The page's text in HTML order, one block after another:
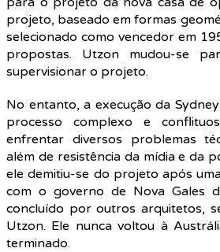
projeto, baseado em formas
selecionado como vencedor em
propostas. Utzon mudou-se
supervisionar o projeto.
No entanto, a execução da
processo complexo e
enfrentar diversos problemas
além de resistência da mídia e da
ele demitiu-se do projeto após
com o governo de Nova Gales
concluído por outros arquitetos,
Utzon. Ele nunca voltou à
terminado.